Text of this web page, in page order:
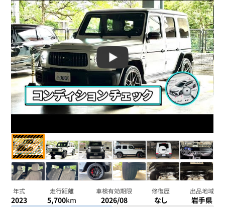
年式
2023
走行距離
5,700km
車検有効期限
2026/08
修復歴
なし
出品地域
岩手県